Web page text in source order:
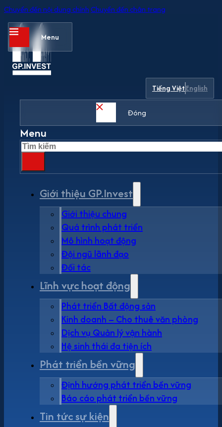
Chuyển đến nội dung chính Chuyển đến chân trang
Menu
Tiếng ViệtEnglish
Đóng
Menu
Tìm
kiếm
Giới thiệu GP.Invest
Giới thiệu chung
Quá trình phát triển
Mô hình hoạt động
Đội ngũ lãnh đạo
Đối tác
Lĩnh vực hoạt động
Phát triển Bất động sản
Kinh doanh – Cho thuê văn phòng
Dịch vụ Quản lý vận hành
Hệ sinh thái đa tiện ích
Phát triển bền vững
Định hướng phát triển bền vững
Báo cáo phát triển bền vững
Tin tức sự kiện